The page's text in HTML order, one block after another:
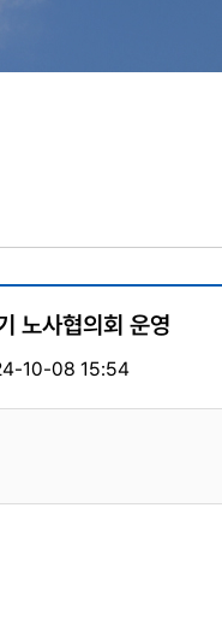
노사협의회 운영
10-08 15:54